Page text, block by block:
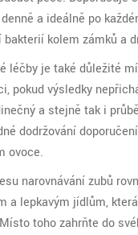
a ideálně po
bakterií kolem zámků a
léčby je také důležité
pokud výsledky
a stejně tak i
dodržování
ovoce.
narovnávání zubů
a lepkavým jídlům,
toho zahrňte do